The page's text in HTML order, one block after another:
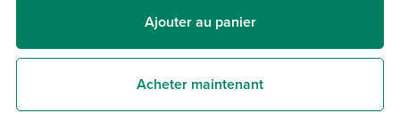
Ajouter au panier
Acheter maintenant